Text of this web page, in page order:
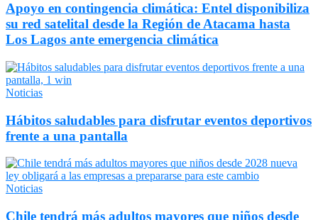
Apoyo en contingencia climática: Entel disponibiliza
su red satelital desde la Región de Atacama hasta
Los Lagos ante emergencia climática
Noticias
Hábitos saludables para disfrutar eventos deportivos
frente a una pantalla
Noticias
Chile tendrá más adultos mayores que niños desde